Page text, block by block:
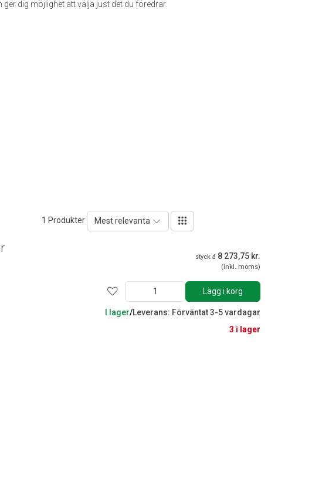
dig möjlighet att välja just det du föredrar.
1 Produkter Mest relevanta
styck á 8 273,75 kr.
(inkl. moms)
Lägg i korg
I lager/Leverans: Förväntat 3-5 vardagar
3 i lager